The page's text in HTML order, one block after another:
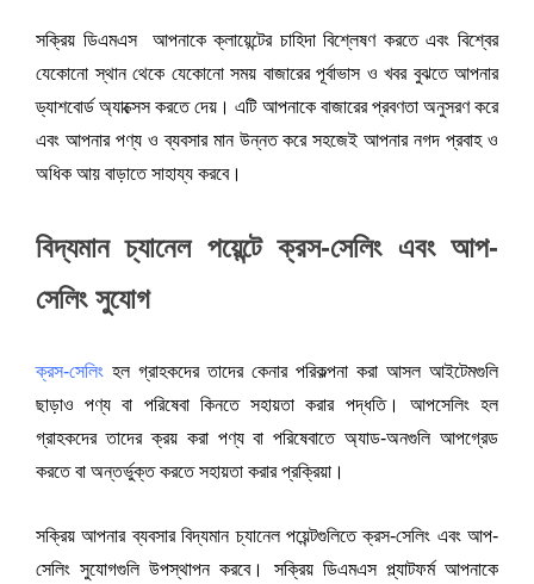
সক্রিয় ডিএমএস  আপনাকে ক্লায়েন্টের চাহিদা বিশ্লেষণ করতে এবং বিশ্বের
যেকোনো স্থান থেকে যেকোনো সময় বাজারের পূর্বাভাস ও খবর বুঝতে আপনার
ড্যাশবোর্ড অ্যাক্সেস করতে দেয়। এটি আপনাকে বাজারের প্রবণতা অনুসরণ করে
এবং আপনার পণ্য ও ব্যবসার মান উন্নত করে সহজেই আপনার নগদ প্রবাহ ও
অধিক আয় বাড়াতে সাহায্য করবে।
বিদ্যমান চ্যানেল পয়েন্টে ক্রস-সেলিং এবং আপ-
সেলিং সুযোগ
ক্রস-সেলিং হল গ্রাহকদের তাদের কেনার পরিকল্পনা করা আসল আইটেমগুলি
ছাড়াও পণ্য বা পরিষেবা কিনতে সহায়তা করার পদ্ধতি। আপসেলিং হল
গ্রাহকদের তাদের ক্রয় করা পণ্য বা পরিষেবাতে অ্যাড-অনগুলি আপগ্রেড
করতে বা অন্তর্ভুক্ত করতে সহায়তা করার প্রক্রিয়া।
সক্রিয় আপনার ব্যবসার বিদ্যমান চ্যানেল পয়েন্টগুলিতে ক্রস-সেলিং এবং আপ-
সেলিং সুযোগগুলি উপস্থাপন করবে। সক্রিয় ডিএমএস প্ল্যাটফর্ম আপনাকে